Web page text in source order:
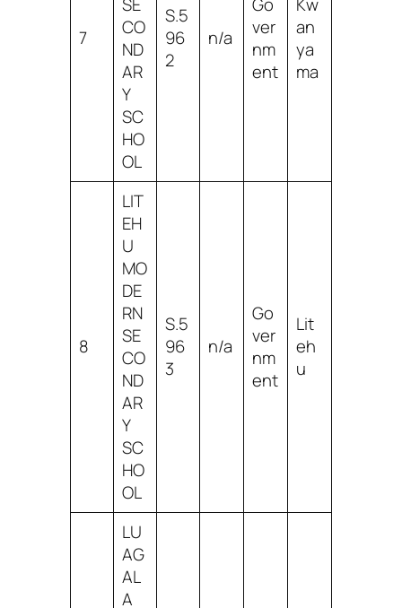
7
CO
ND
AR
Y
SC
HO
OL
S.5
96
2
n/a
ver
nm
ent
an
ya
ma
8
LIT
EH
U
MO
DE
RN
SE
CO
ND
AR
Y
SC
HO
OL
S.5
96
3
n/a
Go
ver
nm
ent
Lit
eh
u
LU
AG
AL
A